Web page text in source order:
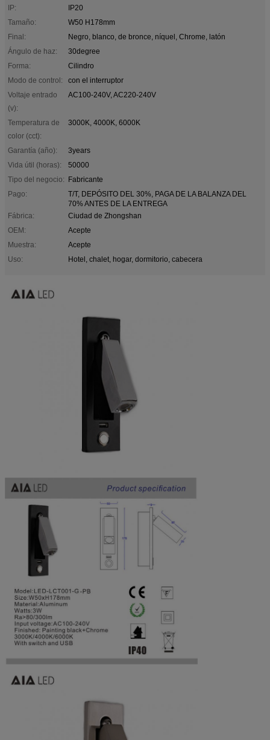
IP:
IP20
Tamaño:
W50 H178mm
Final:
Negro, blanco, de bronce, níquel, Chrome, latón
Ángulo de haz:
30degree
Forma:
Cilindro
Modo de control:
con el interruptor
Voltaje entrado
(v):
AC100-240V, AC220-240V
Temperatura de
color (cct):
3000K, 4000K, 6000K
Garantía (año):
3years
Vida útil (horas):
50000
Tipo del negocio: Fabricante
Pago:
T/T, DEPÓSITO DEL 30%, PAGA DE LA BALANZA DEL
70% ANTES DE LA ENTREGA
Fábrica:
Ciudad de Zhongshan
OEM:
Acepte
Muestra:
Acepte
Uso:
Hotel, chalet, hogar, dormitorio, cabecera